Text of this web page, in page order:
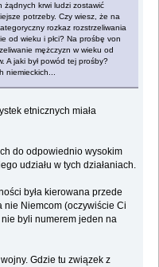
żądnych krwi ludzi zostawić
potrzeby. Czy wiesz, że na
rozkaz rozstrzeliwania
od wieku i płci? Na prośbę von
mężczyzn w wieku od
A jaki był powód tej prośby?
niemieckich...
etnicznych miała
do odpowiednio wysokim
udziału w tych działaniach.
była kierowana przede
nie Niemcom (oczywiście Ci
byli numerem jeden na
Gdzie tu związek z